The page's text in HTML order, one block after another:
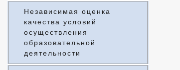
Независимая оценка
качества условий
осуществления
образовательной
деятельности